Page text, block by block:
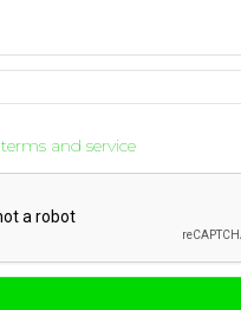
terms and service